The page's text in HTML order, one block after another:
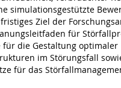
simulationsgestützte
Ziel der
für
für die Gestaltung optimaler
im Störungsfall
für das